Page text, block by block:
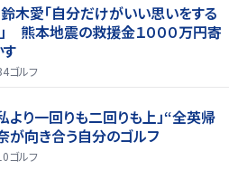
鈴木愛「自分だけがいい思いをする
熊本地震の救援金１０００万円寄
ゴルフ
より一回りも二回りも上」“全英帰
が向き合う自分のゴルフ
ゴルフ